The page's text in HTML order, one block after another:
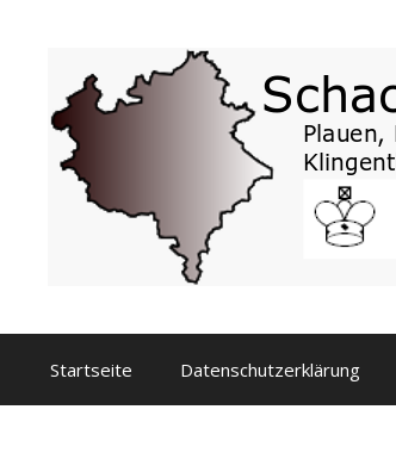
Startseite Datenschutzerklärung